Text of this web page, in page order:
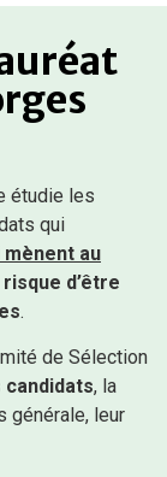
étudie les
qui
au
d’être
.
de Sélection
candidats, la
générale, leur